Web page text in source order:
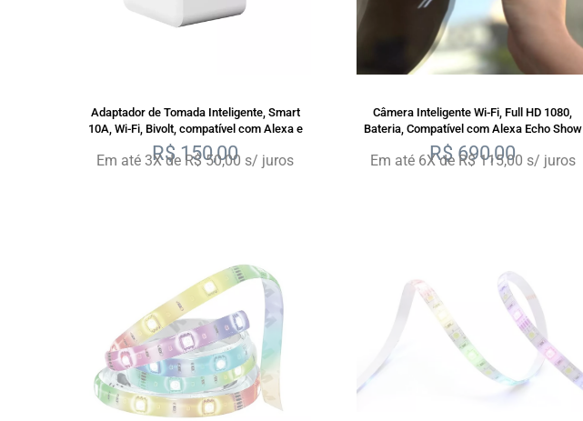
Adaptador de Tomada Inteligente, Smart
10A, Wi-Fi, Bivolt, compatível com Alexa e
Google Geonav
R$150,00
Em até 3X de R$ 50,00 s/ juros
Câmera Inteligente Wi-Fi, Full HD 1080,
Bateria, Compatível com Alexa Echo Show
Geonav
R$690,00
Em até 6X de R$ 115,00 s/ juros